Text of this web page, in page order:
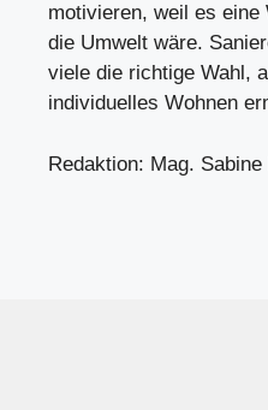
motivieren, weil es
die Umwelt wäre.
viele die richtige Wahl,
individuelles Wohnen
Redaktion: Mag.